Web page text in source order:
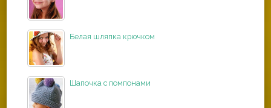
Белая шляпка крючком
Шапочка с помпонами